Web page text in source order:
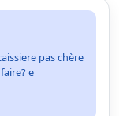
pas chère
e